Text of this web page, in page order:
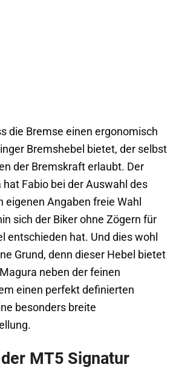
die Bremse einen ergonomisch
Bremshebel bietet, der selbst
der Bremskraft erlaubt. Der
Fabio bei der Auswahl des
eigenen Angaben freie Wahl
sich der Biker ohne Zögern für
entschieden hat. Und dies wohl
Grund, denn dieser Hebel bietet
neben der feinen
einen perfekt definierten
besonders breite
MT5 Signatur